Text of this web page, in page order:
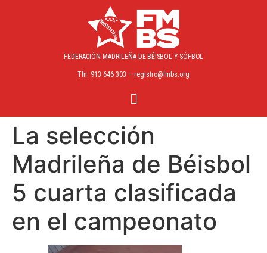
FEDERACIÓN MADRILEÑA DE BÉISBOL Y SÓFBOL
Tfn: 913 646 303 – registro@fmbs.org
La selección
Madrileña de Béisbol
5 cuarta clasificada
en el campeonato